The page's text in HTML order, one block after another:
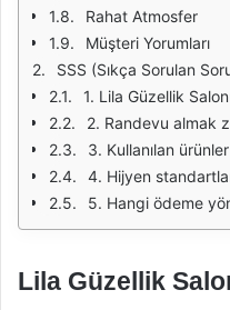
Rahat Atmosfer
Müşteri Yorumları
SSS (Sıkça Sorulan
1. Lila Güzellik
2. Randevu almak
3. Kullanılan
4. Hijyen
5. Hangi ödeme
Lila Güzellik